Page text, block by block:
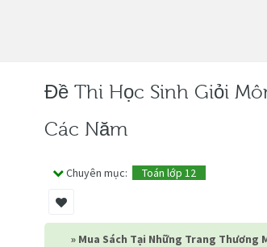
Đề Thi Học Sinh Giỏi
Các Năm
Chuyên mục: Toán lớp 12
» Mua Sách Tại Những Trang Thương